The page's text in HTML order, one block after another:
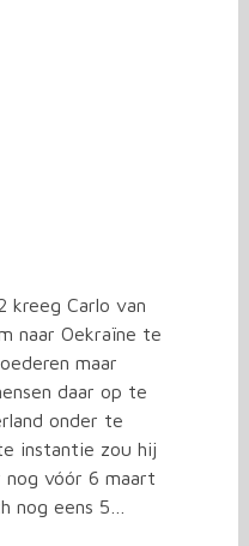
kreeg Carlo van
naar Oekraïne te
maar
daar op te
onder te
instantie zou hij
nog vóór 6 maart
nog eens 5…